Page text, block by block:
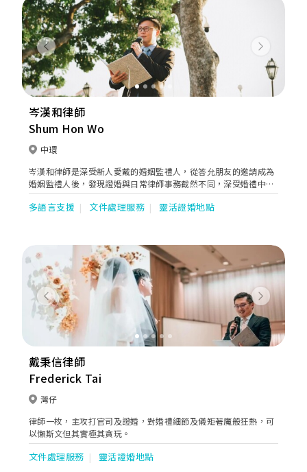
Previous Next
岑漢和律師
Shum Hon Wo
中環
岑漢和律師是深受新人愛戴的婚姻監禮人，從答允朋友的邀請成為
婚姻監禮人後，發現證婚與日常律師事務截然不同，深受婚禮中的
正面、開心的氣氛所吸引，越來越投入婚姻監禮的事務。岑律師認
為婚禮是充滿份量的時刻，新人自相識，經歷甜蜜期、磨合期，攜
多語言支援 文件處理服務 靈活證婚地點
Previous Next
戴秉信律師
Frederick Tai
灣仔
律師一枚，主攻打官司及證婚，對婚禮細節及儀矩著魔般狂熱，可
以懶斯文但其實極其貪玩。
文件處理服務 靈活證婚地點